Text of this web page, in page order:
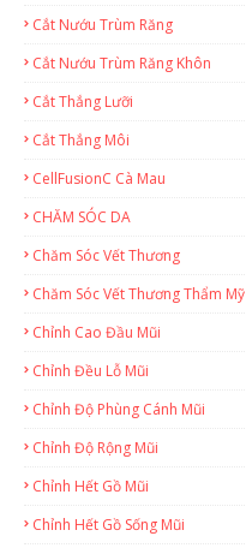
Cắt Nướu Trùm Răng
Cắt Nướu Trùm Răng Khôn
Cắt Thắng Lưỡi
Cắt Thắng Môi
CellFusionC Cà Mau
CHĂM SÓC DA
Chăm Sóc Vết Thương
Chăm Sóc Vết Thương Thẩm Mỹ
Chỉnh Cao Đầu Mũi
Chỉnh Đều Lỗ Mũi
Chỉnh Độ Phùng Cánh Mũi
Chỉnh Độ Rộng Mũi
Chỉnh Hết Gồ Mũi
Chỉnh Hết Gồ Sống Mũi